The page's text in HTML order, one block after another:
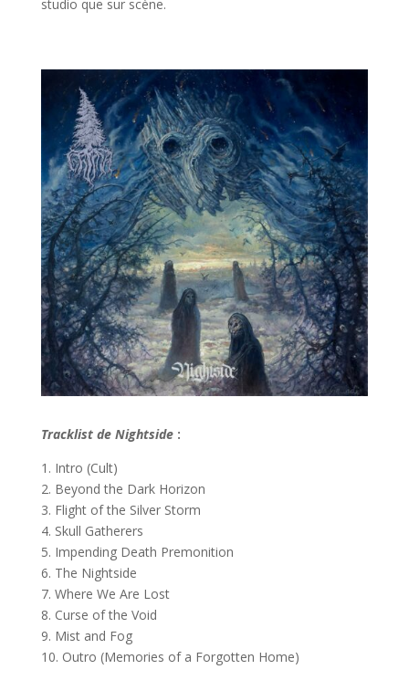
studio que sur scène.
Tracklist de Nightside :
1. Intro (Cult)
2. Beyond the Dark Horizon
3. Flight of the Silver Storm
4. Skull Gatherers
5. Impending Death Premonition
6. The Nightside
7. Where We Are Lost
8. Curse of the Void
9. Mist and Fog
10. Outro (Memories of a Forgotten Home)